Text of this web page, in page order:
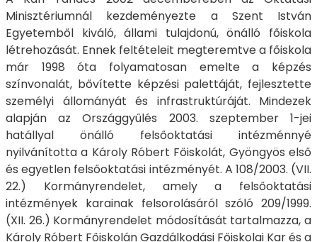
Minisztériumnál kezdeményezte a Szent István
Egyetemből kiváló, állami tulajdonú, önálló főiskola
létrehozását. Ennek feltételeit megteremtve a főiskola
már 1998 óta folyamatosan emelte a képzés
színvonalát, bővítette képzési palettáját, fejlesztette
személyi állományát és infrastruktúráját. Mindezek
alapján az Országgyűlés 2003. szeptember 1-jei
hatállyal önálló felsőoktatási intézménnyé
nyilvánította a Károly Róbert Főiskolát, Gyöngyös első
és egyetlen felsőoktatási intézményét. A 108/2003. (VII.
22.) Kormányrendelet, amely a felsőoktatási
intézmények karainak felsorolásáról szóló 209/1999.
(XII. 26.) Kormányrendelet módosítását tartalmazza, a
Károly Róbert Főiskolán Gazdálkodási Főiskolai Kar és a